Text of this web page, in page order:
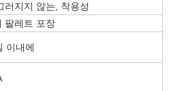
러지지 않는, 착용성
팔레트 포장
이내에